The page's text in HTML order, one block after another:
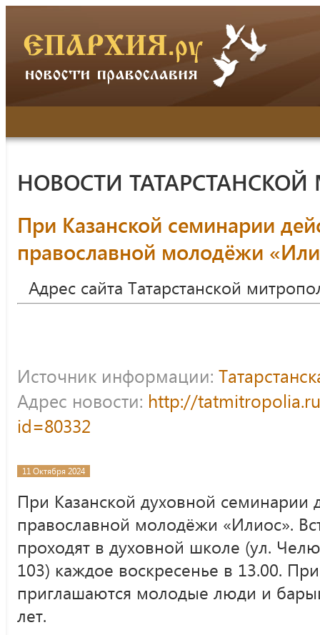
НОВОСТИ
При Казанской семинарии
православной молодёжи
Адрес сайта Татарстанской
Источник информации:
Адрес новости: http://
id=80332
11 Октября 2024
При Казанской духовной семинарии
православной молодёжи «Илиос».
проходят в духовной школе (ул.
103) каждое воскресенье в 13.00.
приглашаются молодые люди и
лет.